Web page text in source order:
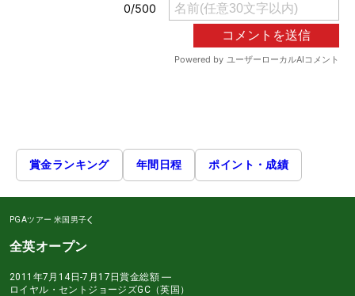
賞金ランキング 年間日程 ポイント・成績
PGAツアー 米国男子
全英オープン
2011年7月14日-7月17日賞金総額 ―
ロイヤル・セントジョージズGC（英国）